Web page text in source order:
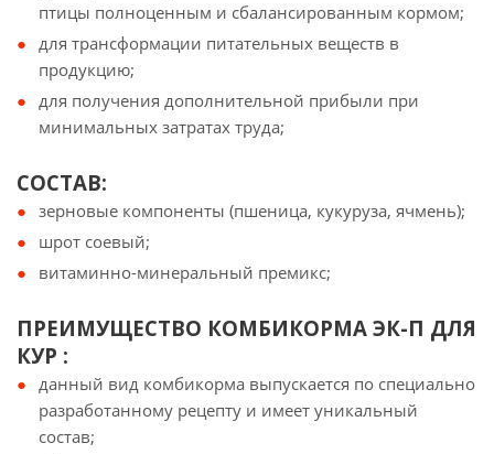
птицы полноценным и сбалансированным кормом;
для трансформации питательных веществ в
продукцию;
для получения дополнительной прибыли при
минимальных затратах труда;
СОСТАВ:
зерновые компоненты (пшеница, кукуруза, ячмень);
шрот соевый;
витаминно-минеральный премикс;
ПРЕИМУЩЕСТВО КОМБИКОРМА ЭК-П ДЛЯ
КУР :
данный вид комбикорма выпускается по специально
разработанному рецепту и имеет уникальный
состав;